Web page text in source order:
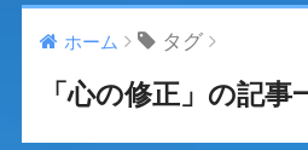
ホーム タグ
「心の修正」の記事